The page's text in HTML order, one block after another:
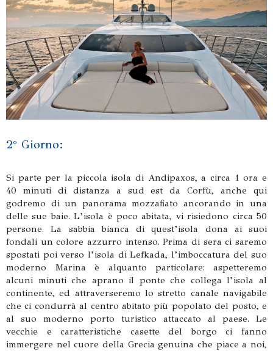
2° Giorno:
Si parte per la piccola isola di Andipaxos, a circa 1 ora e
40 minuti di distanza a sud est da Corfù, anche qui
godremo di un panorama mozzafiato ancorando in una
delle sue baie. L’isola è poco abitata, vi risiedono circa 50
persone. La sabbia bianca di quest’isola dona ai suoi
fondali un colore azzurro intenso. Prima di sera ci saremo
spostati poi verso l’isola di Lefkada, l’imboccatura del suo
moderno Marina è alquanto particolare: aspetteremo
alcuni minuti che aprano il ponte che collega l’isola al
continente, ed attraverseremo lo stretto canale navigabile
che ci condurrà al centro abitato più popolato del posto, e
al suo moderno porto turistico attaccato al paese. Le
vecchie e caratteristiche casette del borgo ci fanno
immergere nel cuore della Grecia genuina che piace a noi,